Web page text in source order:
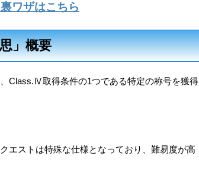
ワザはこちら
」概要
Class.Ⅳ取得条件の1つである特定の称号を獲得
エストは特殊な仕様となっており、難易度が高